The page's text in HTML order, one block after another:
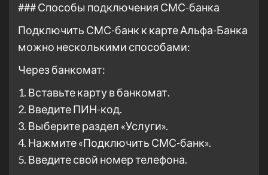
### Способы подключения СМС-банка
Подключить СМС-банк к карте Альфа-Банка
можно несколькими способами:
Через банкомат:
1. Вставьте карту в банкомат.
2. Введите ПИН-код.
3. Выберите раздел «Услуги».
4. Нажмите «Подключить СМС-банк».
5. Введите свой номер телефона.